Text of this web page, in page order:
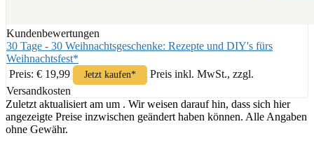
Kundenbewertungen
30 Tage - 30 Weihnachtsgeschenke: Rezepte und DIY's fürs
Weihnachtsfest*
Preis: € 19,99
Jetzt kaufen*
Preis inkl. MwSt., zzgl.
Versandkosten
Zuletzt aktualisiert am um . Wir weisen darauf hin, dass sich hier
angezeigte Preise inzwischen geändert haben können. Alle Angaben
ohne Gewähr.